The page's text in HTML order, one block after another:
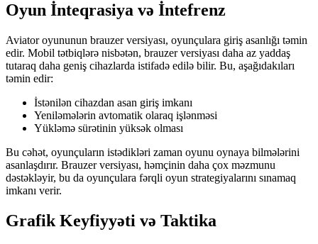
Oyun İnteqrasiya və İntefrenz
Aviator oyununun brauzer versiyası, oyunçulara giriş asanlığı təmin
edir. Mobil tətbiqlərə nisbətən, brauzer versiyası daha az yaddaş
tutaraq daha geniş cihazlarda istifadə edilə bilir. Bu, aşağıdakıları
təmin edir:
İstənilən cihazdan asan giriş imkanı
Yeniləmələrin avtomatik olaraq işlənməsi
Yükləmə sürətinin yüksək olması
Bu cəhət, oyunçuların istədikləri zaman oyunu oynaya bilmələrini
asanlaşdırır. Brauzer versiyası, həmçinin daha çox məzmunu
dəstəkləyir, bu da oyunçulara fərqli oyun strategiyalarını sınamaq
imkanı verir.
Grafik Keyfiyyəti və Taktika